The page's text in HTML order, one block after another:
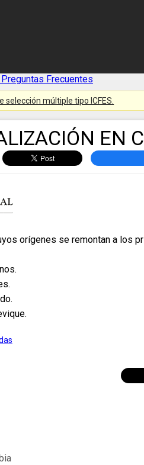
Preguntas Frecuentes
múltiple tipo ICFES.
EN
orígenes se remontan a los